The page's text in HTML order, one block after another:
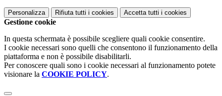
Personalizza Rifiuta tutti i cookies Accetta tutti i cookies
Gestione cookie
In questa schermata è possibile scegliere quali cookie consentire.
I cookie necessari sono quelli che consentono il funzionamento della
piattaforma e non è possibile disabilitarli.
Per conoscere quali sono i cookie necessari al funzionamento potete
visionare la COOKIE POLICY.